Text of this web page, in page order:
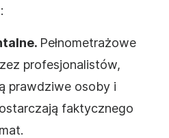
Pełnometrażowe
profesjonalistów,
prawdziwe osoby i
faktycznego